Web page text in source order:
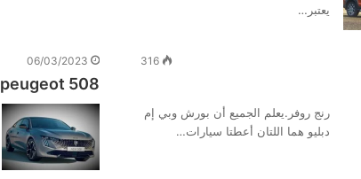
يعتبر…
316
رنج روفر.يعلم الجميع أن بورش وبي إم
دبليو هما اللتان أعطتا سيارات…
06/03/2023
peugeot 508